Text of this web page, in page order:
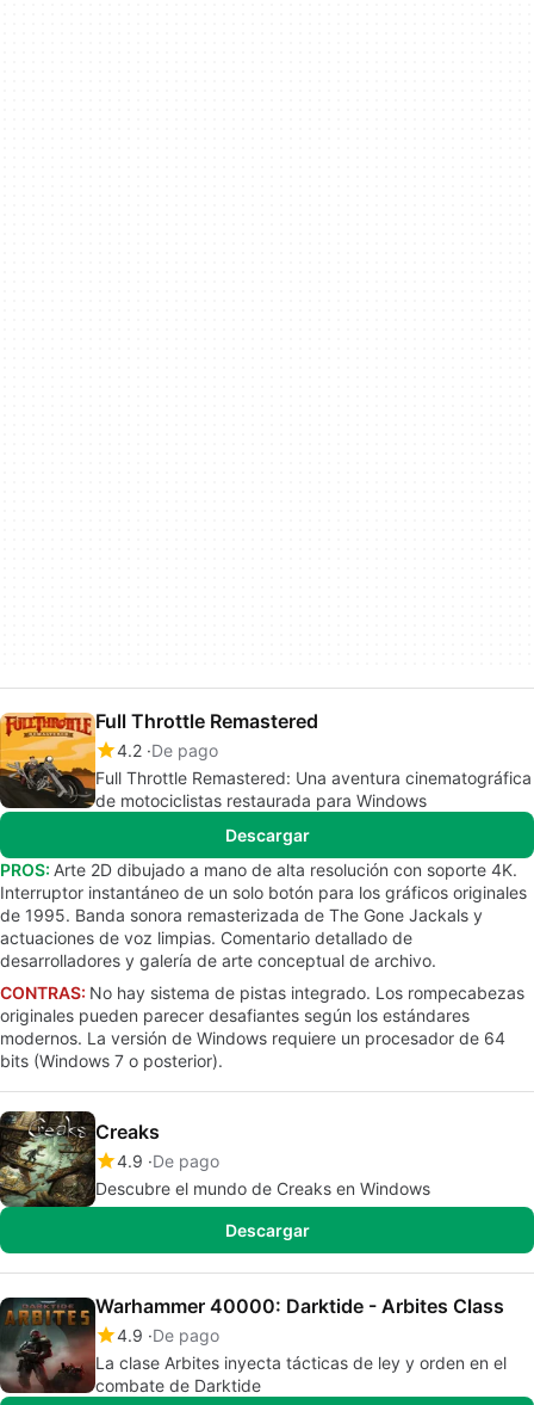
Full Throttle Remastered
4.2 De pago
Full Throttle Remastered: Una aventura cinematográfica
de motociclistas restaurada para Windows
Descargar
PROS: Arte 2D dibujado a mano de alta resolución con soporte 4K.
Interruptor instantáneo de un solo botón para los gráficos originales
de 1995. Banda sonora remasterizada de The Gone Jackals y
actuaciones de voz limpias. Comentario detallado de
desarrolladores y galería de arte conceptual de archivo.
CONTRAS: No hay sistema de pistas integrado. Los rompecabezas
originales pueden parecer desafiantes según los estándares
modernos. La versión de Windows requiere un procesador de 64
bits (Windows 7 o posterior).
Creaks
4.9 De pago
Descubre el mundo de Creaks en Windows
Descargar
Warhammer 40000: Darktide - Arbites Class
4.9 De pago
La clase Arbites inyecta tácticas de ley y orden en el
combate de Darktide